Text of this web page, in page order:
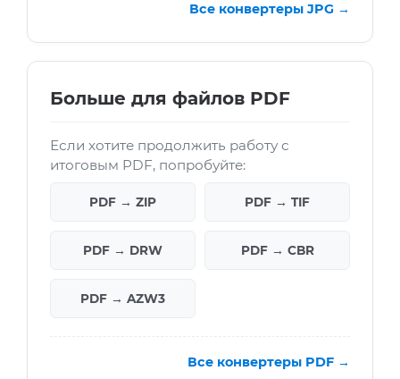
Все конвертеры JPG →
Больше для файлов PDF
Если хотите продолжить работу с
итоговым PDF, попробуйте:
PDF → ZIP PDF → TIF
PDF → DRW PDF → CBR
PDF → AZW3
Все конвертеры PDF →